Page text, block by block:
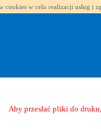
cookies w celu realizacji usług i
Aby przesłać pliki do